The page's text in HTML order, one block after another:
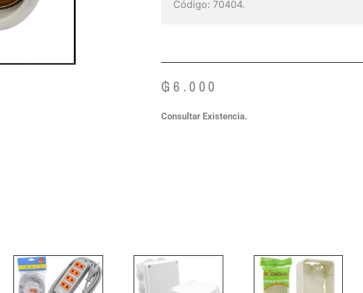
Código: 70404.
₲ 6.000
Consultar Existencia.